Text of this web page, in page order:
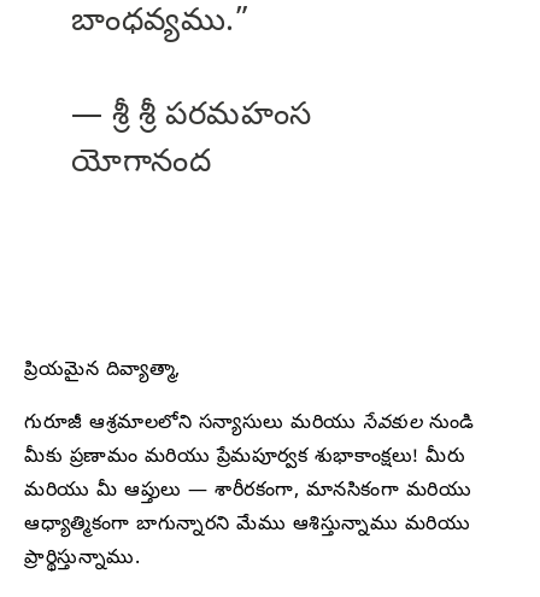
బాంధవ్యము.”​
— శ్రీ శ్రీ పరమహంస
యోగానంద
ప్రియమైన దివ్యాత్మా,
గురూజీ ఆశ్రమాలలోని సన్యాసులు మరియు సేవకులనుండి
మీకు ప్రణామం మరియు ప్రేమపూర్వక శుభాకాంక్షలు! మీరు
మరియు మీ ఆప్తులు — శారీరకంగా, మానసికంగా మరియు
ఆధ్యాత్మికంగా బాగున్నారని మేము ఆశిస్తున్నాము మరియు
ప్రార్థిస్తున్నాము.